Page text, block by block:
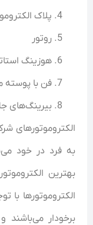
پلاک
روتور
هوزینگ
فن با پوسته
بیرینگ‌های
به فرد در خود
بهترین
الکتروموتورها با
برخودار